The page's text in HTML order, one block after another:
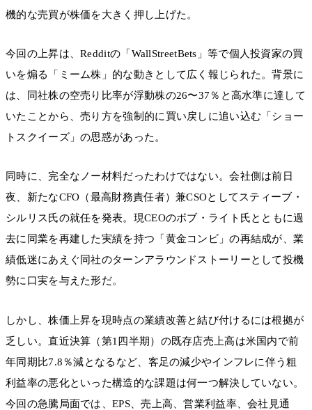
機的な売買が株価を大きく押し上げた。
今回の上昇は、Redditの「WallStreetBets」等で個人投資家の買
いを煽る「ミーム株」的な動きとして広く報じられた。背景に
は、同社株の空売り比率が浮動株の26〜37％と高水準に達して
いたことから、売り方を強制的に買い戻しに追い込む「ショー
トスクイーズ」の思惑があった。
同時に、完全なノー材料だったわけではない。会社側は前日
夜、新たなCFO（最高財務責任者）兼CSOとしてスティーブ・
シルリス氏の就任を発表。現CEOのボブ・ライト氏とともに過
去に同業を再建した実績を持つ「黄金コンビ」の再結成が、業
績低迷にあえぐ同社のターンアラウンドストーリーとして投機
勢に口実を与えた形だ。
しかし、株価上昇を現時点の業績改善と結び付けるには根拠が
乏しい。直近決算（第1四半期）の既存店売上高は米国内で前
年同期比7.8％減となるなど、客足の減少やインフレに伴う粗
利益率の悪化といった構造的な課題は何一つ解決していない。
今回の急騰局面では、EPS、売上高、営業利益率、会社見通